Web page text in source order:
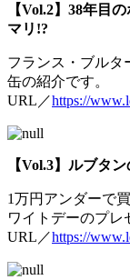
【Vol.2】38年目
マリ!?
フランス・ブルタ
缶の紹介です。
URL／https://
【Vol.3】ルブタ
1万円アンダーで
ワイトデーのプレ
URL／https://